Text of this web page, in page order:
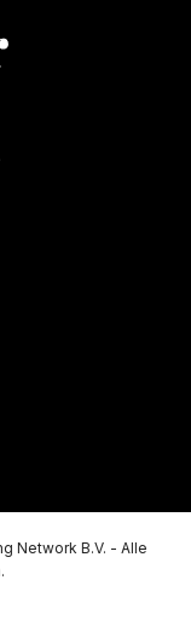
Network B.V. - Alle